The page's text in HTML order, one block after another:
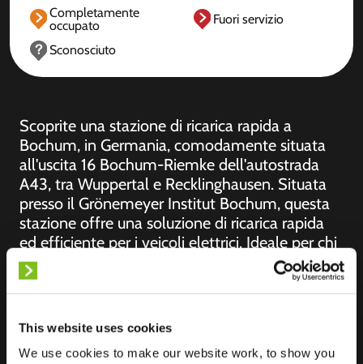
This website uses cookies
We use cookies to make our website work, to show you
Completamente
occupato
Fuori servizio
Sconosciuto
Scoprite una stazione di ricarica rapida a
Bochum, in Germania, comodamente situata
all'uscita 16 Bochum-Riemke dell'autostrada
A43, tra Wuppertal e Recklinghausen. Situata
presso il Grönemeyer Institut Bochum, questa
stazione offre una soluzione di ricarica rapida
ed efficiente per i veicoli elettrici. Ideale per chi
viaggia lungo questo itinerario chiave in
Germania, garantisce un'esperienza di ricarica
senza interruzioni durante il viaggio.